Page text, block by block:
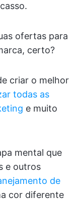
ofertas para
certo?
criar o melhor
todas as
e muito
mental que
e outros
de
cor diferente